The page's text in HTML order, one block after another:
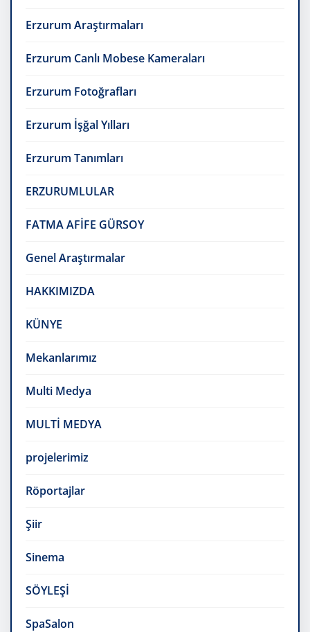
Erzurum Araştırmaları
Erzurum Canlı Mobese Kameraları
Erzurum Fotoğrafları
Erzurum İşğal Yılları
Erzurum Tanımları
ERZURUMLULAR
FATMA AFİFE GÜRSOY
Genel Araştırmalar
HAKKIMIZDA
KÜNYE
Mekanlarımız
Multi Medya
MULTİ MEDYA
projelerimiz
Röportajlar
Şiir
Sinema
SÖYLEŞİ
SpaSalon